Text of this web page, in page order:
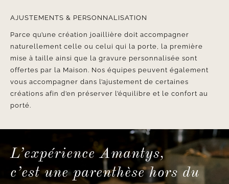
AJUSTEMENTS & PERSONNALISATION
Parce qu’une création joaillière doit accompagner
naturellement celle ou celui qui la porte, la première
mise à taille ainsi que la gravure personnalisée sont
offertes par la Maison. Nos équipes peuvent également
vous accompagner dans l’ajustement de certaines
créations afin d’en préserver l’équilibre et le confort au
porté.
L’expérience Amantys,
c’est une parenthèse hors du